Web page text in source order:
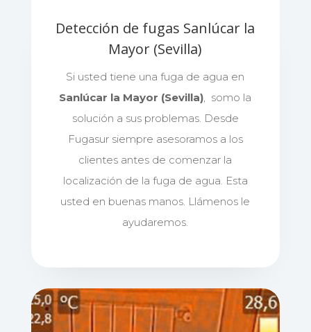
Detección de fugas Sanlúcar la
Mayor (Sevilla)
Si usted tiene una fuga de agua en
Sanlúcar la Mayor (Sevilla), somo la
solución a sus problemas. Desde
Fugasur siempre asesoramos a los
clientes antes de comenzar la
localización de la fuga de agua. Esta
usted en buenas manos. Llámenos le
ayudaremos.